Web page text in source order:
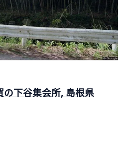
下谷集会所, 島根県